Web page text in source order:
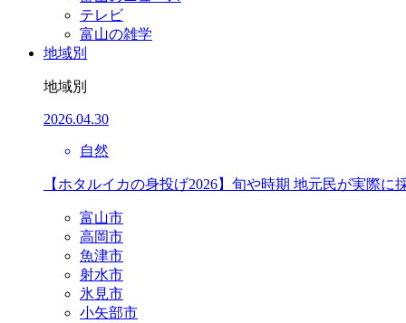
テレビ
富山の雑学
地域別
地域別
2026.04.30
自然
【ホタルイカの身投げ2026】旬や時期 地元民が実際に
富山市
高岡市
魚津市
射水市
氷見市
小矢部市